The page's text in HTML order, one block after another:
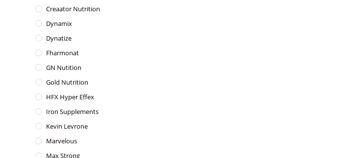
Creaator Nutrition
Dynamix
Dynatize
Fharmonat
GN Nutition
Gold Nutrition
HFX Hyper Effex
Iron Supplements
Kevin Levrone
Marvelous
Max Strong